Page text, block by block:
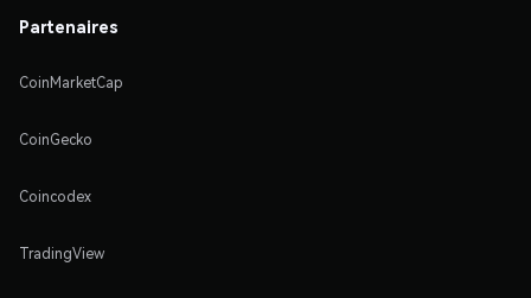
Partenaires
CoinMarketCap
CoinGecko
Coincodex
TradingView